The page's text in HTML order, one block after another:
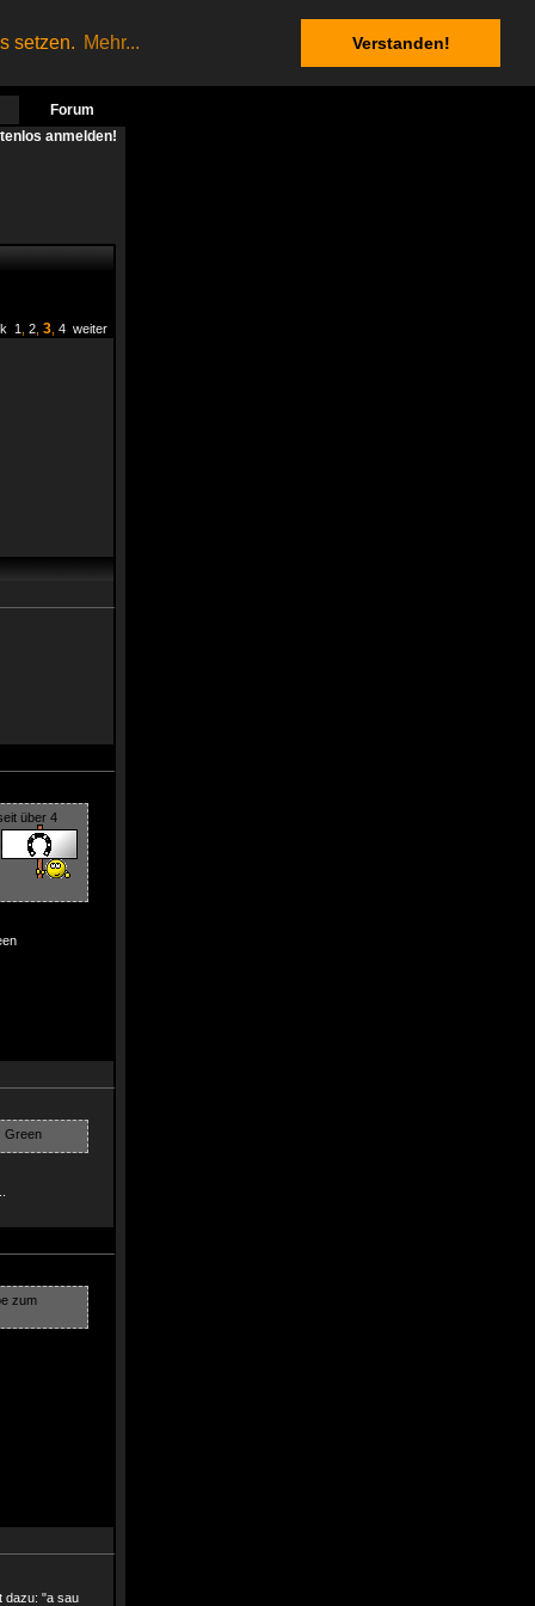
setzen. Mehr... Verstanden!
Forum
anmelden!
1 2 3 4 weiter
über 4
zum
dazu: "a sau